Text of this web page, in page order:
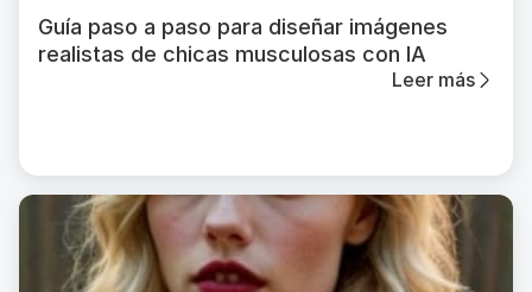
Guía paso a paso para diseñar imágenes
realistas de chicas musculosas con IA
Leer más